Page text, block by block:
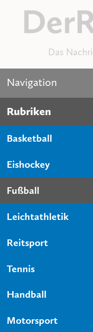
Das
Navigation
Rubriken
Basketball
Eishockey
Fußball
Leichtathletik
Reitsport
Tennis
Handball
Motorsport